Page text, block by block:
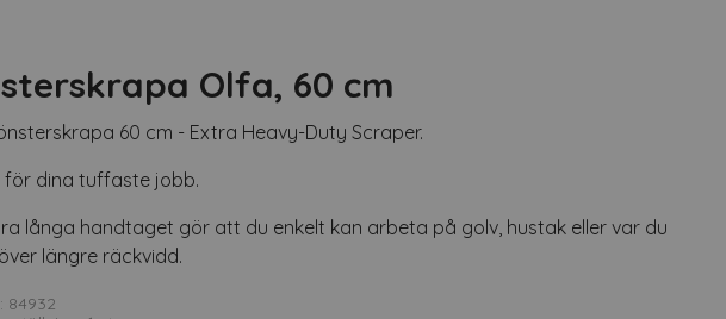
Olfa, 60 cm
60 cm - Extra Heavy-Duty Scraper.
för dina tuffaste jobb.
långa handtaget gör att du enkelt kan arbeta på golv, hustak eller var du
längre räckvidd.
84932